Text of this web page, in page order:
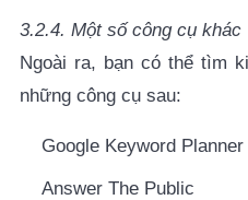
3.2.4. Một số công cụ khác
Ngoài ra, bạn có thể tìm
những công cụ sau:
Google Keyword Planner
Answer The Public